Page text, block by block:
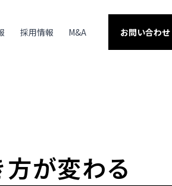
採用情報 M&A お問い合わせ
が変わる